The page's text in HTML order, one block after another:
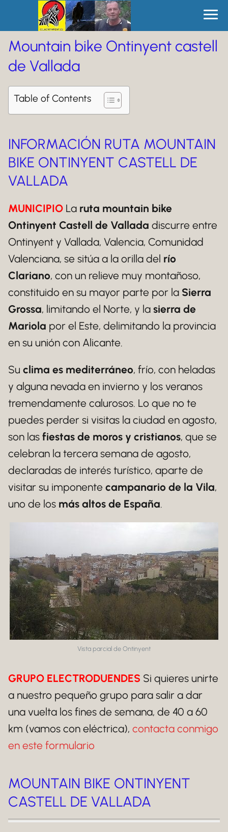
Mountain bike Ontinyent castell
de Vallada
Table of Contents
INFORMACIÓN RUTA MOUNTAIN
BIKE ONTINYENT CASTELL DE
VALLADA
MUNICIPIO La ruta mountain bike
Ontinyent Castell de Vallada discurre entre
Ontinyent y Vallada, Valencia, Comunidad
Valenciana, se sitúa a la orilla del río
Clariano, con un relieve muy montañoso,
constituido en su mayor parte por la Sierra
Grossa, limitando el Norte, y la sierra de
Mariola por el Este, delimitando la provincia
en su unión con Alicante.
Su clima es mediterráneo, frío, con heladas
y alguna nevada en invierno y los veranos
tremendamente calurosos. Lo que no te
puedes perder si visitas la ciudad en agosto,
son las fiestas de moros y cristianos, que se
celebran la tercera semana de agosto,
declaradas de interés turístico, aparte de
visitar su imponente campanario de la Vila,
uno de los más altos de España.
Vista parcial de Ontinyent
GRUPO ELECTRODUENDES Si quieres unirte
a nuestro pequeño grupo para salir a dar
una vuelta los fines de semana, de 40 a 60
km (vamos con eléctrica), contacta conmigo
en este formulario
MOUNTAIN BIKE ONTINYENT
CASTELL DE VALLADA